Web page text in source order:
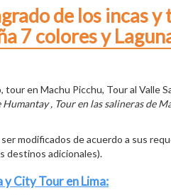
de los incas
7 colores y
en Machu Picchu, Tour al Valle
, Tour en las salineras de
modificados de acuerdo a sus
destinos adicionales).
y City Tour en Lima: